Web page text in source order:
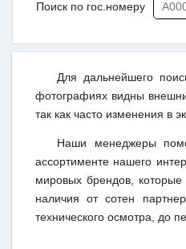
Поиск по гос.номеру
Для дальнейшего
фотографиях видны
так как часто изменения в
Наши менеджеры
ассортименте нашего
мировых брендов, которые
наличия от сотен
технического осмотра, до